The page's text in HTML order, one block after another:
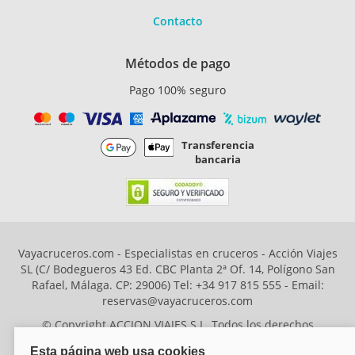
Contacto
Métodos de pago
Pago 100% seguro
Transferencia
bancaria
Vayacruceros.com - Especialistas en cruceros - Acción Viajes
SL (C/ Bodegueros 43 Ed. CBC Planta 2ª Of. 14, Polígono San
Rafael, Málaga. CP: 29006) Tel: +34 917 815 555 - Email:
reservas@vayacruceros.com
© Copyright ACCION VIAJES S.L. Todos los derechos